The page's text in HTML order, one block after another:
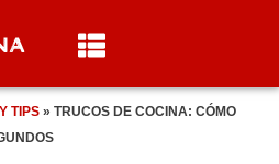
TIPS » TRUCOS DE COCINA: CÓMO